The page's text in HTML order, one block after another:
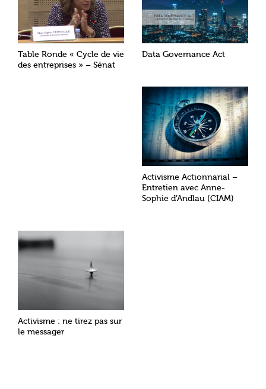
Table Ronde « Cycle de vie
des entreprises » – Sénat
Data Governance Act
Activisme Actionnarial –
Entretien avec Anne-
Sophie d’Andlau (CIAM)
Activisme : ne tirez pas sur
le messager